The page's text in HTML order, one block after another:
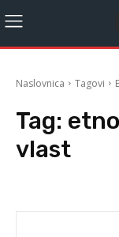
Naslovnica Tagovi
Tag:
vlast